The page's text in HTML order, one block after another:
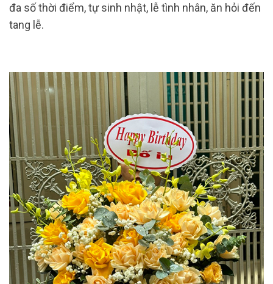
đa số thời điểm, tự sinh nhật, lễ tình nhân, ăn hỏi đến
tang lễ.